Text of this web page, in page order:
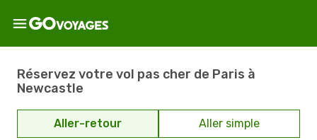
Réservez votre vol pas cher de Paris à
Newcastle
Aller-retour Aller simple